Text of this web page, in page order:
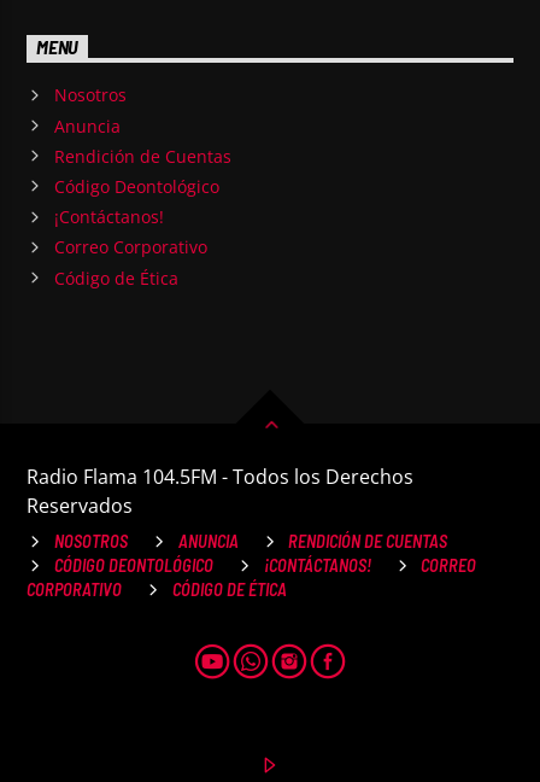
MENU
Nosotros
Anuncia
Rendición de Cuentas
Código Deontológico
¡Contáctanos!
Correo Corporativo
Código de Ética
Radio Flama 104.5FM - Todos los Derechos
Reservados
NOSOTROS ANUNCIA
RENDICIÓN DE CUENTAS
CÓDIGO DEONTOLÓGICO
¡CONTÁCTANOS!
CORREO
CORPORATIVO
CÓDIGO DE ÉTICA